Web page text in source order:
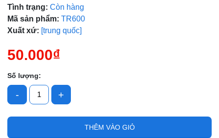
Tình trạng: Còn hàng
Mã sản phẩm: TR600
Xuất xứ: [trung quốc]
50.000₫
Số lượng:
- +
THÊM VÀO GIỎ